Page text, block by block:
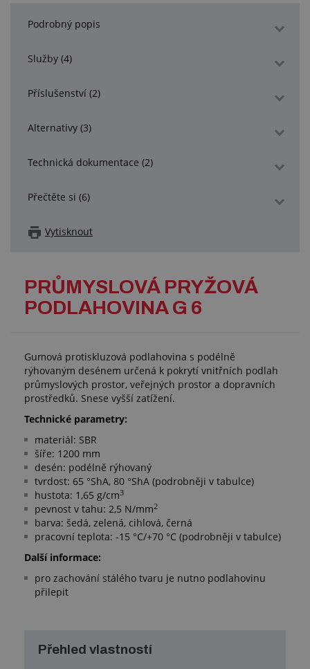
Podrobný popis
Služby (4)
Příslušenství (2)
Alternativy (3)
Technická dokumentace (2)
Přečtěte si (6)
Vytisknout
PRŮMYSLOVÁ PRYŽOVÁ
PODLAHOVINA G 6
Gumová protiskluzová podlahovina s podélně
rýhovaným desénem určená k pokrytí vnitřních podlah
průmyslových prostor, veřejných prostor a dopravních
prostředků. Snese vyšší zatížení.
Technické parametry:
materiál: SBR
šíře: 1200 mm
desén: podélně rýhovaný
tvrdost: 65 °ShA, 80 °ShA (podrobněji v tabulce)
hustota: 1,65 g/cm3
pevnost v tahu: 2,5 N/mm2
barva: šedá, zelená, cihlová, černá
pracovní teplota: -15 °C/+70 °C (podrobněji v tabulce)
Další informace:
pro zachování stálého tvaru je nutno podlahovinu
přilepit
Přehled vlastností